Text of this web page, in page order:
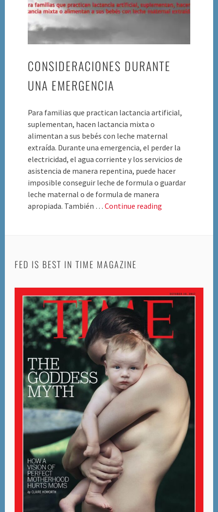
CONSIDERACIONES DURANTE
UNA EMERGENCIA
Para familias que practican lactancia artificial,
suplementan, hacen lactancia mixta o
alimentan a sus bebés con leche maternal
extraída. Durante una emergencia, el perder la
electricidad, el agua corriente y los servicios de
asistencia de manera repentina, puede hacer
imposible conseguir leche de formula o guardar
leche maternal o de formula de manera
apropiada. También … Continue reading
FED IS BEST IN TIME MAGAZINE